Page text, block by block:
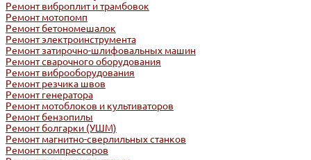
Ремонт виброплит и трамбовок
Ремонт мотопомп
Ремонт бетономешалок
Ремонт электроинструмента
Ремонт затирочно-шлифовальных машин
Ремонт сварочного оборудования
Ремонт виброоборудования
Ремонт резчика швов
Ремонт генератора
Ремонт мотоблоков и культиваторов
Ремонт бензопилы
Ремонт болгарки (УШМ)
Ремонт магнитно-сверлильных станков
Ремонт компрессоров